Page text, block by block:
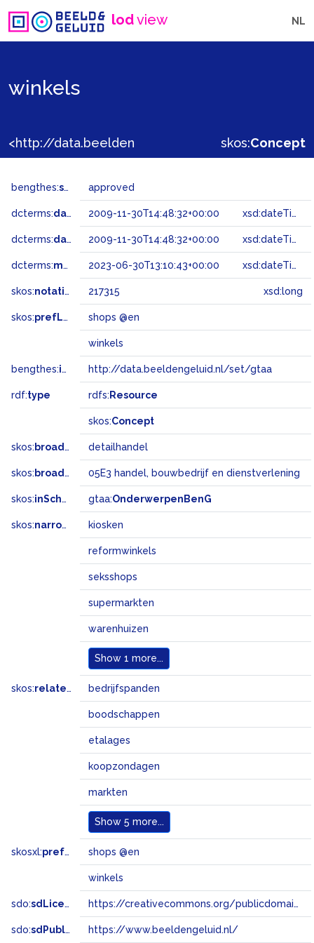
lodview NL
winkels
skos:Concept
bengthes:status approved
dcterms:dateAccepted 2009-11-30T14:48:32+00:00 xsd:dateTime
dcterms:dateSubmitted 2009-11-30T14:48:32+00:00 xsd:dateTime
dcterms:modified 2023-06-30T13:10:43+00:00 xsd:dateTime
skos:notation 217315 xsd:long
skos:prefLabel shops @en
winkels
bengthes:inSet http://data.beeldengeluid.nl/set/gtaa
rdf:type rdfs: Resource
skos:Concept
skos: broader detailhandel
skos: broadMatch 05E3 handel, bouwbedrijf en dienstverlening
skos:inScheme gtaa:OnderwerpenBenG
skos:narrower kiosken
reformwinkels
seksshops
supermarkten
warenhuizen
Show 1 more...
skos:related bedrijfspanden
boodschappen
etalages
koopzondagen
markten
Show 5 more...
skosxl:prefLabel shops @en
winkels
sdo:sdLicense https://creativecommons.org/publicdomain/zero/1.0/
sdo:sdPublisher https://www.beeldengeluid.nl/